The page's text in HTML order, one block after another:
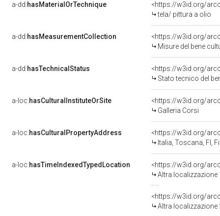
a-dd:hasMaterialOrTechnique
<https://w3id.org/
tela/ pittura a olio
a-dd:hasMeasurementCollection
<https://w3id.org/
Misure del bene
a-dd:hasTechnicalStatus
<https://w3id.org/
Stato tecnico del
a-loc:hasCulturalInstituteOrSite
<https://w3id.org/
Galleria Corsi
a-loc:hasCulturalPropertyAddress
<https://w3id.org/
Italia, Toscana, FI,
a-loc:hasTimeIndexedTypedLocation
<https://w3id.org/
Altra localizzazione
<https://w3id.org/
Altra localizzazione